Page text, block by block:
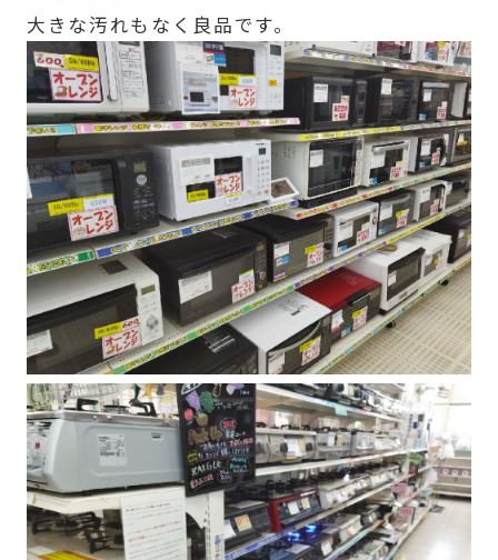
大きな汚れもなく良品です。